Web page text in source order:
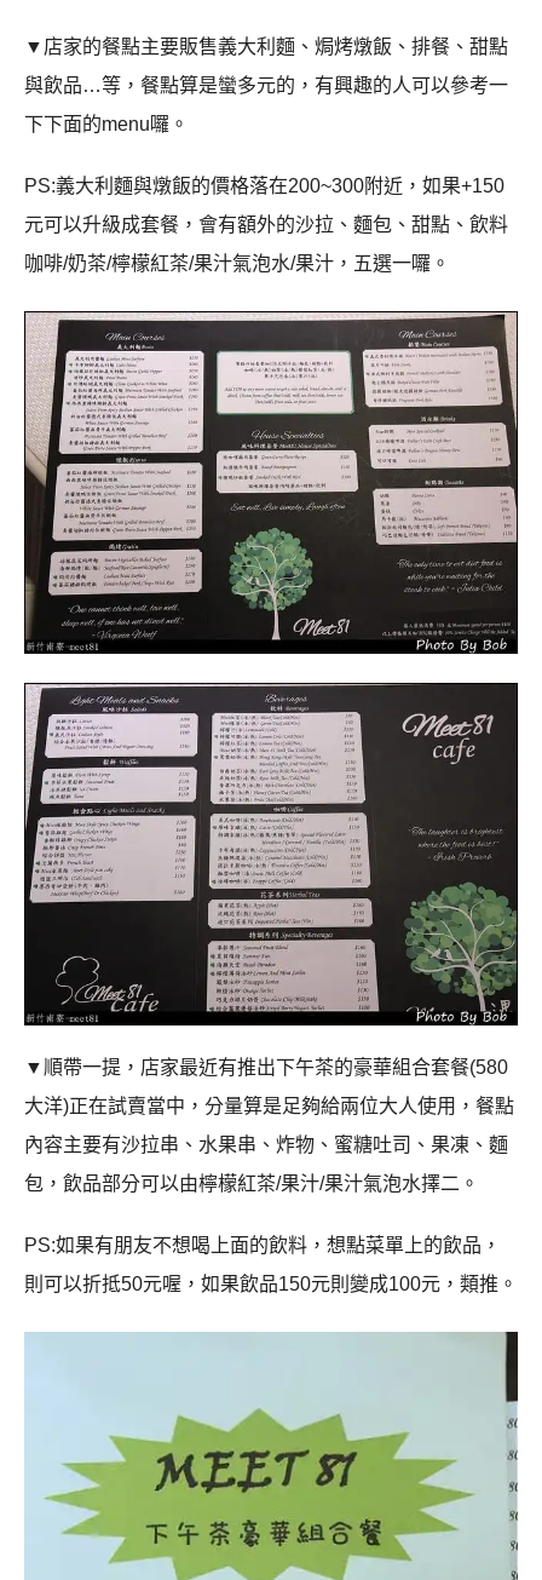
▼店家的餐點主要販售義大利麵 、焗烤燉飯 、 排餐 、甜點
與飲品…等，餐點算是蠻多元的，有興趣的人可以參考一
下下面的menu囉。
PS:義大利麵與燉飯的價格落在200~300附近，如果+150
元可以升級成套餐，會有額外的沙拉、麵包、甜點、飲料
咖啡/奶茶/檸檬紅茶/果汁氣泡水/果汁，五選一囉。
▼順帶一提，店家最近有推出下午茶的豪華組合套餐(580
大洋)正在試賣當中 ，分量算是足夠給兩位大人使用 ，餐點
內容主要有沙拉串 、水果串、炸物、蜜糖吐司、果凍、麵
包，飲品部分可以由檸檬紅茶/果汁/果汁氣泡水擇二。
PS:如果有朋友不想喝上面的飲料，想點菜單上的飲品，
則可以折抵50元喔，如果飲品150元則變成100元，類推 。